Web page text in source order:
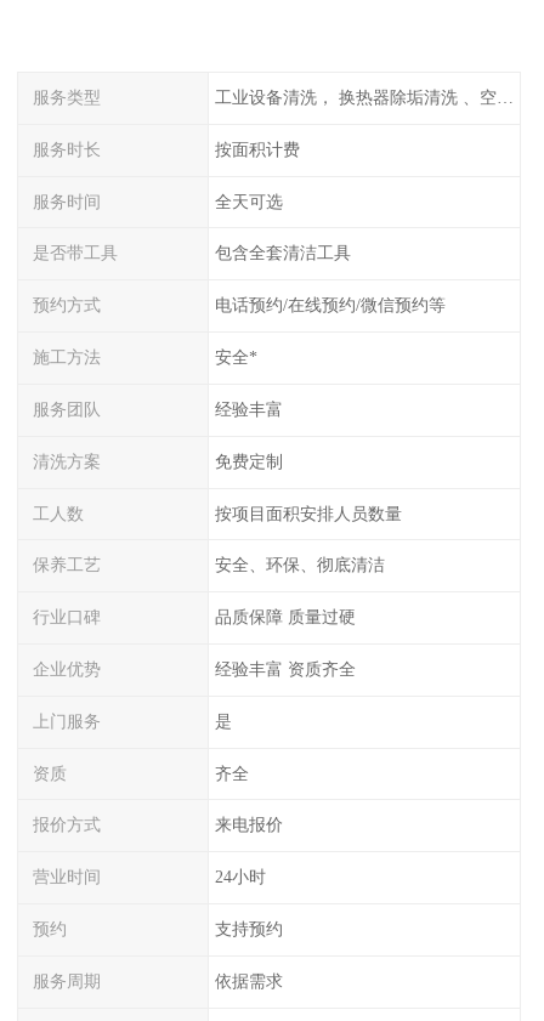
服务类型 工业设备清洗， 换热器除垢清洗 、空调清洗等
服务时长 按面积计费
服务时间 全天可选
是否带工具 包含全套清洁工具
预约方式 电话预约/在线预约/微信预约等
施工方法 安全*
服务团队 经验丰富
清洗方案 免费定制
工人数 按项目面积安排人员数量
保养工艺 安全、环保、彻底清洁
行业口碑 品质保障 质量过硬
企业优势 经验丰富 资质齐全
上门服务 是
资质 齐全
报价方式 来电报价
营业时间 24小时
预约 支持预约
服务周期 依据需求